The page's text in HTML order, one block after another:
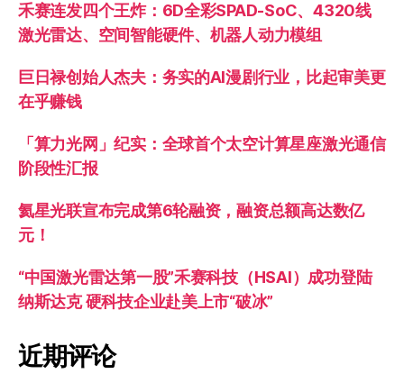
禾赛连发四个王炸：6D全彩SPAD-SoC、4320线
激光雷达、空间智能硬件、机器人动力模组
巨日禄创始人杰夫：务实的AI漫剧行业，比起审美更
在乎赚钱
「算力光网」纪实：全球首个太空计算星座激光通信
阶段性汇报
氦星光联宣布完成第6轮融资，融资总额高达数亿
元！
“中国激光雷达第一股”禾赛科技（HSAI）成功登陆
纳斯达克 硬科技企业赴美上市“破冰”
近期评论